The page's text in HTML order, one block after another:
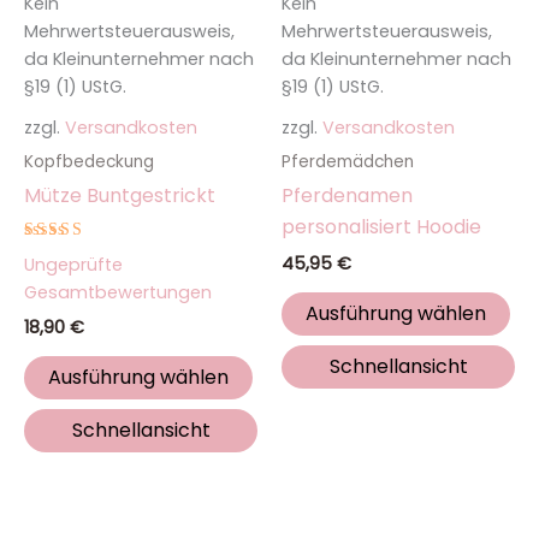
Mehrwertsteuerausweis,
da Kleinunternehmer nach
§19 (1) UStG.
zzgl. Versandkosten
Kopfbedeckung
Mütze Buntgestrickt
Bewertet
mit
5.00
von 5
Ungeprüfte
Gesamtbewertungen
18,90 €
Ausführung wählen
können
der
Produktseite
gewählt
werden
Schnellansicht
Mehrwertsteuerausweis,
da Kleinunternehmer nach
§19 (1) UStG.
zzgl. Versandkosten
Pferdemädchen
Pferdenamen
personalisiert Hoodie
45,95 €
Ausführung wählen
Schnellansicht